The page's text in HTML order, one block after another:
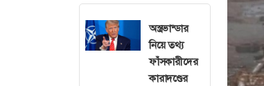
অস্ত্রভান্ডার
নিয়ে তথ্য
ফাঁসকারীদের
কারাদণ্ডের